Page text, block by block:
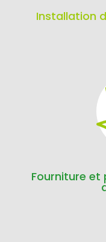
Installation
Fourniture